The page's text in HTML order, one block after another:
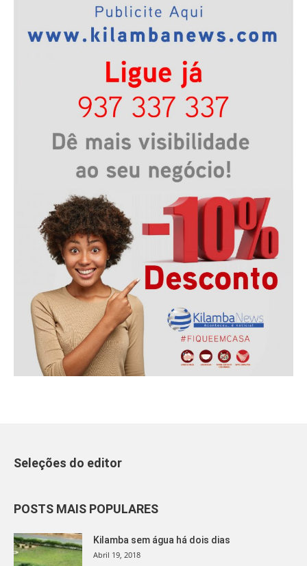
Seleções do editor
POSTS MAIS POPULARES
Kilamba sem água há dois dias
Abril 19, 2018